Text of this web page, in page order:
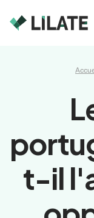
t-il